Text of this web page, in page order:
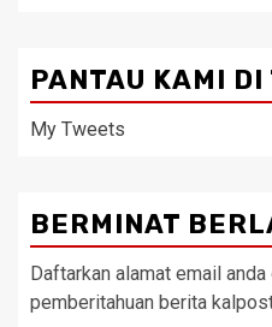
PANTAU KAMI DI
My Tweets
BERMINAT
Daftarkan alamat email
pemberitahuan berita